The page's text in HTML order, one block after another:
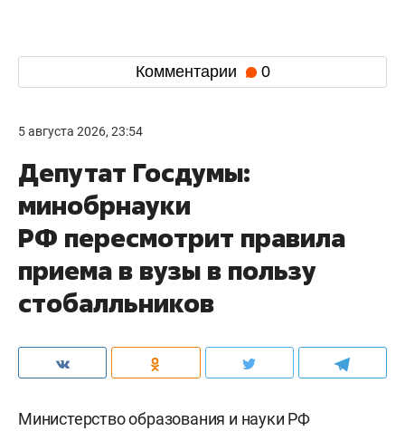
Комментарии 0
5 августа 2026, 23:54
Депутат Госдумы:
минобрнауки
РФ пересмотрит правила
приема в вузы в пользу
стобалльников
Министерство образования и науки РФ